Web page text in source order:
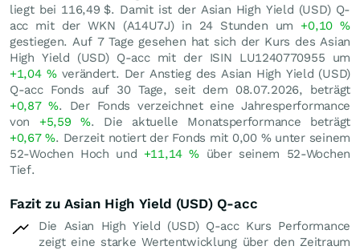
liegt bei 116,49 $. Damit ist der Asian High Yield (USD) Q-
acc mit der WKN (A14U7J) in 24 Stunden um +0,10%
gestiegen. Auf 7 Tage gesehen hat sich der Kurs des Asian
High Yield (USD) Q-acc mit der ISIN LU1240770955 um
+1,04 %verändert. Der Anstieg des Asian High Yield (USD)
Q-acc Fonds auf 30 Tage, seit dem 08.07.2026, beträgt
+0,87%. Der Fonds verzeichnet eine Jahresperformance
von +5,59%. Die aktuelle Monatsperformance beträgt
+0,67%. Derzeit notiert der Fonds mit 0,00 %unter seinem
52-Wochen Hoch und +11,14% über seinem 52-Wochen
Tief.
Fazit zu Asian High Yield (USD) Q-acc
Die Asian High Yield (USD) Q-acc Kurs Performance
zeigt eine starke Wertentwicklung über den Zeitraum